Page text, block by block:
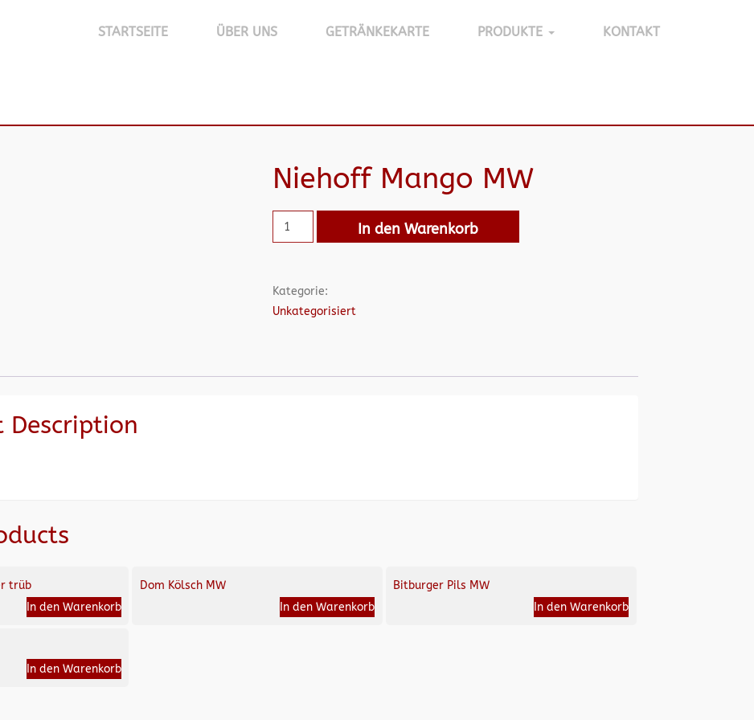
STARTSEITE ÜBER UNS GETRÄNKEKARTE PRODUKTE KONTAKT
Niehoff Mango MW
In den Warenkorb
Kategorie:
Unkategorisiert
Description
trüb
In den Warenkorb
Dom Kölsch MW
In den Warenkorb
Bitburger Pils MW
In den Warenkorb
In den Warenkorb